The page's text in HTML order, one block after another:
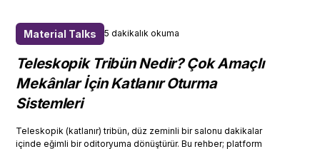
Material Talks 5 dakikalık okuma
Teleskopik Tribün Nedir? Çok Amaçlı
Mekânlar İçin Katlanır Oturma
Sistemleri
Teleskopik (katlanır) tribün, düz zeminli bir salonu dakikalar
içinde eğimli bir oditoryuma dönüştürür. Bu rehber; platform